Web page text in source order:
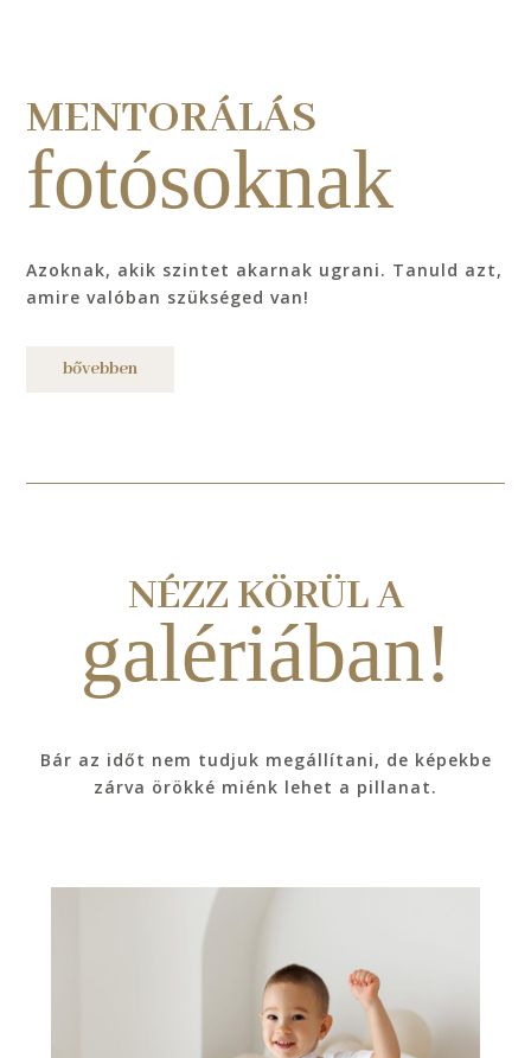
MENTORÁLÁS
fotósoknak
Azoknak, akik szintet akarnak ugrani. Tanuld azt,
amire valóban szükséged van!
bővebben
NÉZZ KÖRÜL A
galériában!
Bár az időt nem tudjuk megállítani, de képekbe
zárva örökké miénk lehet a pillanat.